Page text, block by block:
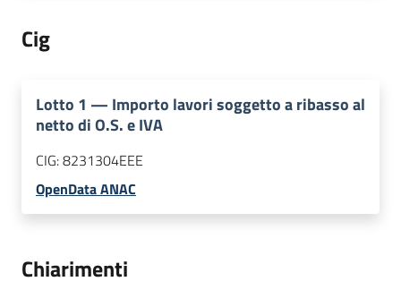
Cig
Lotto 1 — Importo lavori soggetto a ribasso al
netto di O.S. e IVA
CIG:8231304EEE
OpenData ANAC
Chiarimenti